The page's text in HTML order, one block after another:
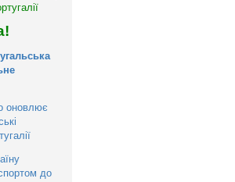
оновлює
до